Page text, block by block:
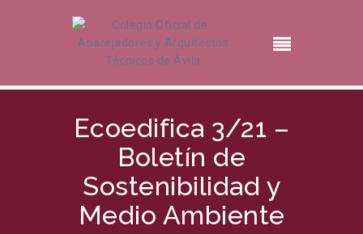
Ecoedifica 3/21 –
Boletín de
Sostenibilidad y
Medio Ambiente